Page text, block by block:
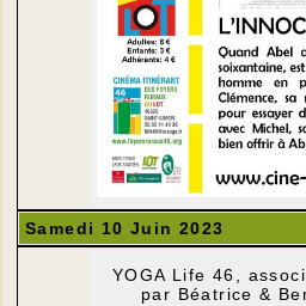
Samedi 10 Juin 2023
YOGA Life 46,
par Béatrice &